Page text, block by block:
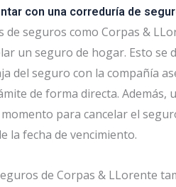
con una correduría de
de seguros como Corpas &
un seguro de hogar. Esto se
del seguro con la compañía
de forma directa.
para cancelar el
la fecha de vencimiento.
de Corpas & LLorente